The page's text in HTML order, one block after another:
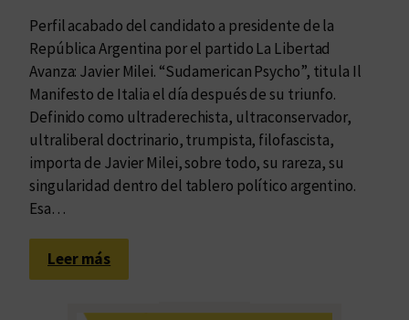
l
o
n
i
a
l
l
f
i
n
,
l
a
b
Perfil acabado del candidato a presidente de la
República Argentina por el partido La Libertad
Avanza: Javier Milei. “Sudamerican Psycho”, titula Il
Manifesto de Italia el día después de su triunfo.
Definido como ultraderechista, ultraconservador,
ultraliberal doctrinario, trumpista, filofascista,
importa de Javier Milei, sobre todo, su rareza, su
singularidad dentro del tablero político argentino.
Esa…
Leer más:
C